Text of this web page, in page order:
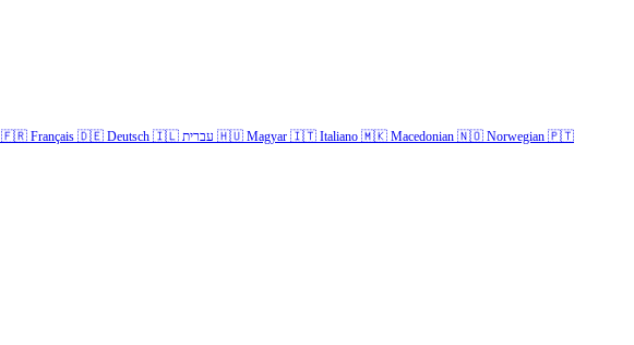
🇫🇷 Français 🇩🇪 Deutsch 🇮🇱 עברית 🇭🇺 Magyar 🇮🇹 Italiano 🇲🇰 Macedonian 🇳🇴 Norwegian 🇵🇹